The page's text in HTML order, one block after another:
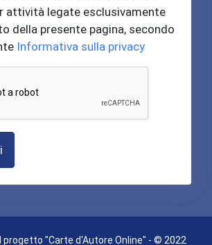
attività legate esclusivamente
della presente pagina, secondo
Informativa sulla privacy
"Carte d'Autore Online" - © 2022